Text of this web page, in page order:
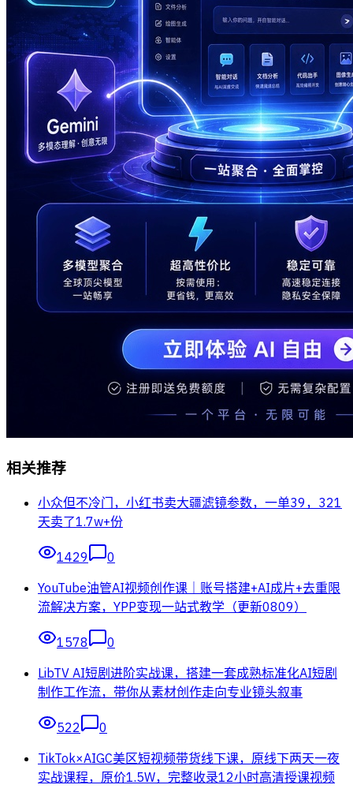
相关推荐
小众但不冷门，小红书卖大疆滤镜参数，一单39，321
天卖了1.7w+份
1429
0
YouTube油管AI视频创作课｜账号搭建+AI成片+去重限
流解决方案，YPP变现一站式教学（更新0809）
1578
0
LibTV AI短剧进阶实战课，搭建一套成熟标准化AI短剧
制作工作流，带你从素材创作走向专业镜头叙事
522
0
TikTok×AIGC美区短视频带货线下课，原线下两天一夜
实战课程，原价1.5W，完整收录12小时高清授课视频